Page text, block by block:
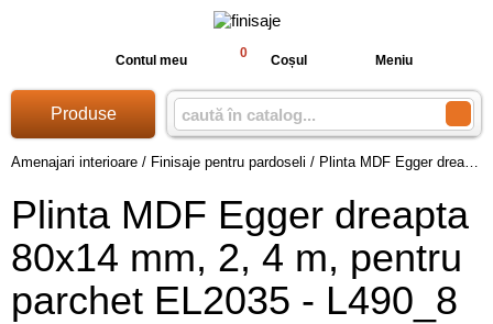
Contul meu 0 Coșul Meniu
Produse
Amenajari interioare / Finisaje pentru pardoseli / Plinta MDF Egger dreapta 80x14 mm, 2, 4 m, pentru parchet EL2035 - L490_8
Plinta MDF Egger dreapta
80x14 mm, 2, 4 m, pentru
parchet EL2035 - L490_8